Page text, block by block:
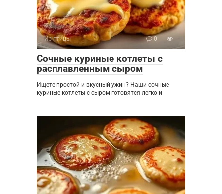
Из птицы 0
Сочные куриные котлеты с
расплавленным сыром
Ищете простой и вкусный ужин? Наши сочные
куриные котлеты с сыром готовятся легко и